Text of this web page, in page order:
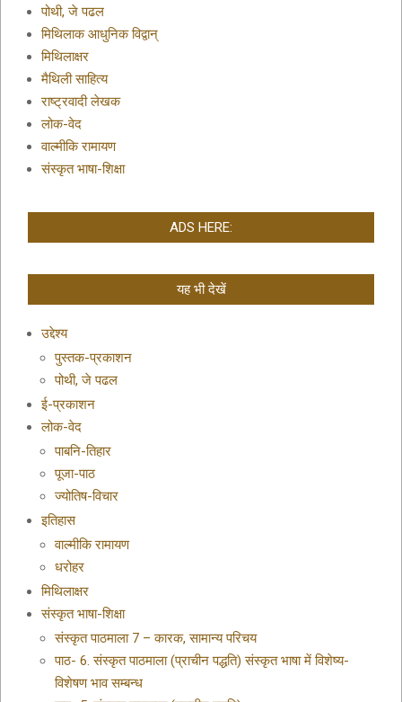
पोथी, जे पढल
मिथिलाक आधुनिक विद्वान्
मिथिलाक्षर
मैथिली साहित्य
राष्ट्रवादी लेखक
लोक-वेद
वाल्मीकि रामायण
संस्कृत भाषा-शिक्षा
ADS HERE:
यह भी देखें
उद्देश्य
पुस्तक-प्रकाशन
पोथी, जे पढल
ई-प्रकाशन
लोक-वेद
पाबनि-तिहार
पूजा-पाठ
ज्योतिष-विचार
इतिहास
वाल्मीकि रामायण
धरोहर
मिथिलाक्षर
संस्कृत भाषा-शिक्षा
संस्कृत पाठमाला 7 – कारक, सामान्य परिचय
पाठ- 6. संस्कृत पाठमाला (प्राचीन पद्धति) संस्कृत भाषा में विशेष्य-
विशेषण भाव सम्बन्ध